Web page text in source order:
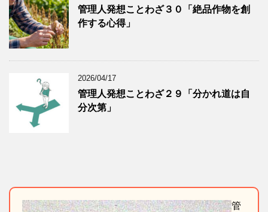
管理人発想ことわざ３０「絶品作物を創
作する心得」
2026/04/17
管理人発想ことわざ２９「分かれ道は自
分次第」
管